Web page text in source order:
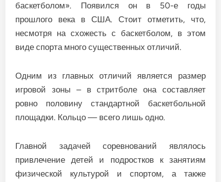
баскетболом». Появился он в 50-е годы
прошлого века в США. Стоит отметить, что,
несмотря на схожесть с баскетболом, в этом
виде спорта много существенных отличий.
Одним из главных отличий является размер
игровой зоны – в стритболе она составляет
ровно половину стандартной баскетбольной
площадки. Кольцо — всего лишь одно.
Главной задачей соревнований являлось
привлечение детей и подростков к занятиям
физической культурой и спортом, а также